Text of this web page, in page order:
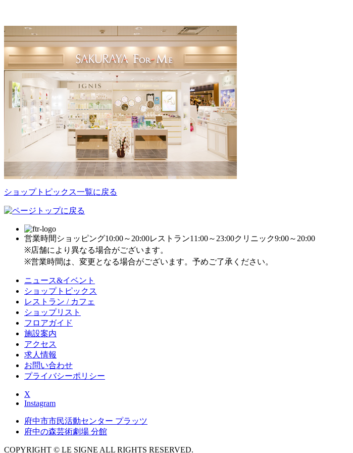
ショップトピックス一覧に戻る
営業時間 ショッピング10:00～20:00レストラン11:00～23:00クリニック9:00～20:00
※店舗により異なる場合がございます。
※営業時間は、変更となる場合がございます。予めご了承ください。
ニュース&イベント
ショップトピックス
レストラン / カフェ
ショップリスト
フロアガイド
施設案内
アクセス
求人情報
お問い合わせ
プライバシーポリシー
X
Instagram
府中市市民活動センター プラッツ
府中の森芸術劇場 分館
COPYRIGHT © LE SIGNE ALL RIGHTS RESERVED.